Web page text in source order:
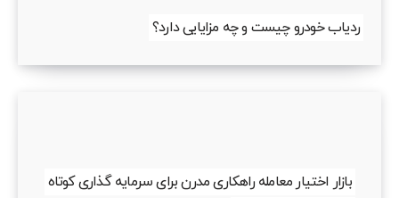
ردیاب خودرو چیست و چه مزایایی دارد؟
بازار اختیار معامله راهکاری مدرن برای سرمایه گذاری کوتاه